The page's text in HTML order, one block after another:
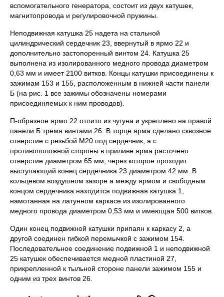
вспомогательного генератора, состоит из двух катушек,
магнитопровода и регулировочной пружины.
Неподвижная катушка 25 надета на стальной
цилиндрический сердечник 23, ввернутый в ярмо 22 и
дополнительно застопоренный винтом 24. Катушка 25
выполнена из изолированного медного провода диаметром
0,63 мм и имеет 2100 витков. Концы катушки присоединены к
зажимам 153 и 155, расположенным в нижней части панели
Б (на рис. 1 все зажимы обозначены номерами
присоединяемых к ним проводов).
П-образное ярмо 22 отлито из чугуна и укреплено на правой
панели Б тремя винтами 26. В торце ярма сделано сквозное
отверстие с резьбой М20 под сердечник, а с
противоположной стороны в приливе ярма расточено
отверстие диаметром 65 мм, через которое проходит
выступающий конец сердечника 23 диаметром 42 мм. В
кольцевом воздушном зазоре а между ярмом и свободным
концом сердечника находится подвижная катушка 1,
намотанная на латунном каркасе из изолированного
медного провода диаметром 0,53 мм и имеющая 500 витков.
Один конец подвижной катушки припаян к каркасу 2, а
другой соединен гибкой перемычкой с зажимом 154.
Последовательное соединение подвижной 1 и неподвижной
25 катушек обеспечивается медной пластиной 27,
прикрепленной к тыльной стороне панели зажимом 155 и
одним из трех винтов 26.